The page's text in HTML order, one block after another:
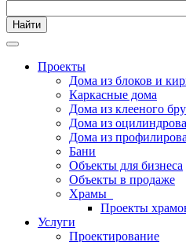
Найти
Проекты
Дома из блоков и
Каркасные дома
Дома из клееного
Дома из
Дома из
Бани
Объекты для бизнеса
Объекты в продаже
Храмы
Проекты
Услуги
Проектирование